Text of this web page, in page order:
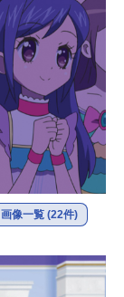
画像一覧 (22件)